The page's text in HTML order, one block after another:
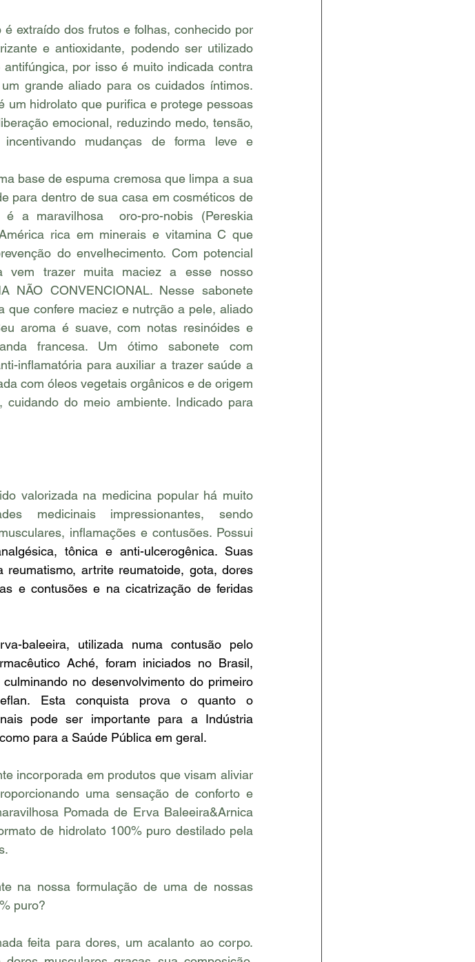
é extraído dos frutos e folhas, conhecido por
e antioxidante, podendo ser utilizado
por isso é muito indicada contra
grande aliado para os cuidados íntimos.
um hidrolato que purifica e protege pessoas
emocional, reduzindo medo, tensão,
mudanças de forma leve e
base de espuma cremosa que limpa a sua
para dentro de sua casa em cosméticos de
a maravilhosa  oro-pro-nobis (Pereskia
rica em minerais e vitamina C que
do envelhecimento. Com potencial
vem trazer muita maciez a esse nosso
NÃO CONVENCIONAL. Nesse sabonete
que confere maciez e nutrção a pele, aliado
aroma é suave, com notas resinóides e
francesa. Um ótimo sabonete com
inflamatória para auxiliar a trazer saúde a
com óleos vegetais orgânicos e de origem
do meio ambiente. Indicado para
valorizada na medicina popular há muito
medicinais impressionantes, sendo
inflamações e contusões. Possui
tônica e anti-ulcerogênica. Suas
artrite reumatoide, gota, dores
e contusões e na cicatrização de feridas
baleeira, utilizada numa contusão pelo
Aché, foram iniciados no Brasil,
no desenvolvimento do primeiro
Esta conquista prova o quanto o
pode ser importante para a Indústria
para a Saúde Pública em geral.
incorporada em produtos que visam aliviar
uma sensação de conforto e
Pomada de Erva Baleeira&Arnica
de hidrolato 100% puro destilado pela
na nossa formulação de uma de nossas
puro?
feita para dores, um acalanto ao corpo.